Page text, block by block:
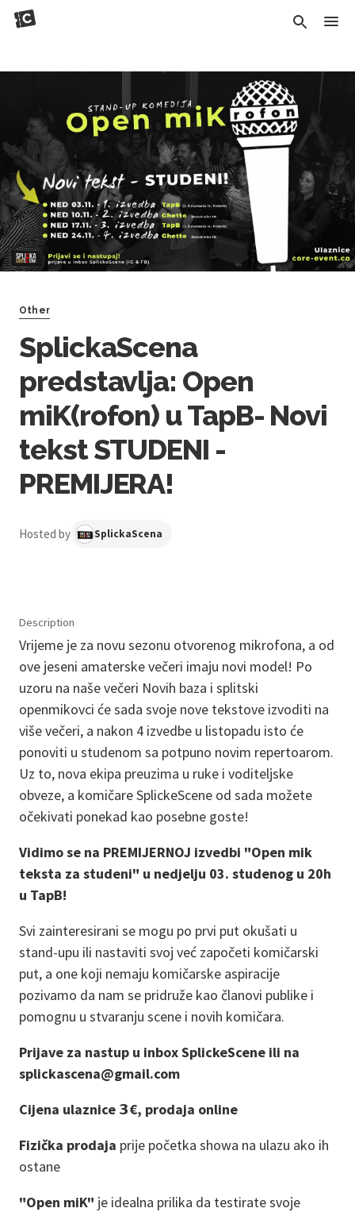
Other
SplickaScena
predstavlja: Open
miK(rofon) u TapB- Novi
tekst STUDENI -
PREMIJERA!
Hosted by SplickaScena
Description
Vrijeme je za novu sezonu otvorenog mikrofona, a od
ove jeseni amaterske večeri imaju novi model! Po
uzoru na naše večeri Novih baza i splitski
openmikovci će sada svoje nove tekstove izvoditi na
više večeri, a nakon 4 izvedbe u listopadu isto će
ponoviti u studenom sa potpuno novim repertoarom.
Uz to, nova ekipa preuzima u ruke i voditeljske
obveze, a komičare SplickeScene od sada možete
očekivati ponekad kao posebne goste!
Vidimo se na PREMIJERNOJ izvedbi "Open mik
teksta za studeni" u nedjelju 03. studenog u 20h
u TapB!
Svi zainteresirani se mogu po prvi put okušati u
stand-upu ili nastaviti svoj već započeti komičarski
put, a one koji nemaju komičarske aspiracije
pozivamo da nam se pridruže kao članovi publike i
pomognu u stvaranju scene i novih komičara.
Prijave za nastup u inbox SplickeScene ili na
splickascena@gmail.com
Cijena ulaznice 𝟯€, prodaja online
Fizička prodaja prije početka showa na ulazu ako ih
ostane
"Open miK" je idealna prilika da testirate svoje